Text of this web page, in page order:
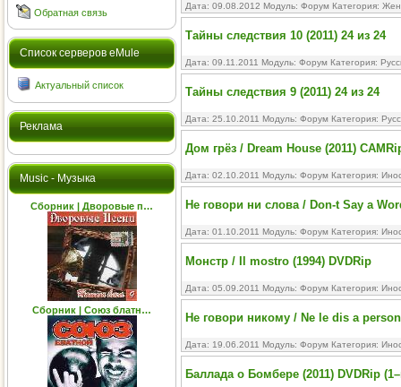
Обратная связь
Cписок серверов eMule
Актуальный список
Реклама
Music - Музыка
Сборник | Дворовые п…
Сборник | Союз блатн…
Дата: 09.08.2012 Модуль: Форум Категория:
Тайны следствия 10 (2011) 24 из 24
Дата: 09.11.2011 Модуль: Форум Категория:
Тайны следствия 9 (2011) 24 из 24
Дата: 25.10.2011 Модуль: Форум Категория:
Дом грёз / Dream House (2011)
Дата: 02.10.2011 Модуль: Форум Категория:
Не говори ни слова / Don-t Say a
Дата: 01.10.2011 Модуль: Форум Категория:
Монстр / Il mostro (1994) DVDRip
Дата: 05.09.2011 Модуль: Форум Категория:
Не говори никому / Ne le dis a
Дата: 19.06.2011 Модуль: Форум Категория:
Баллада о Бомбере (2011) DVDRip